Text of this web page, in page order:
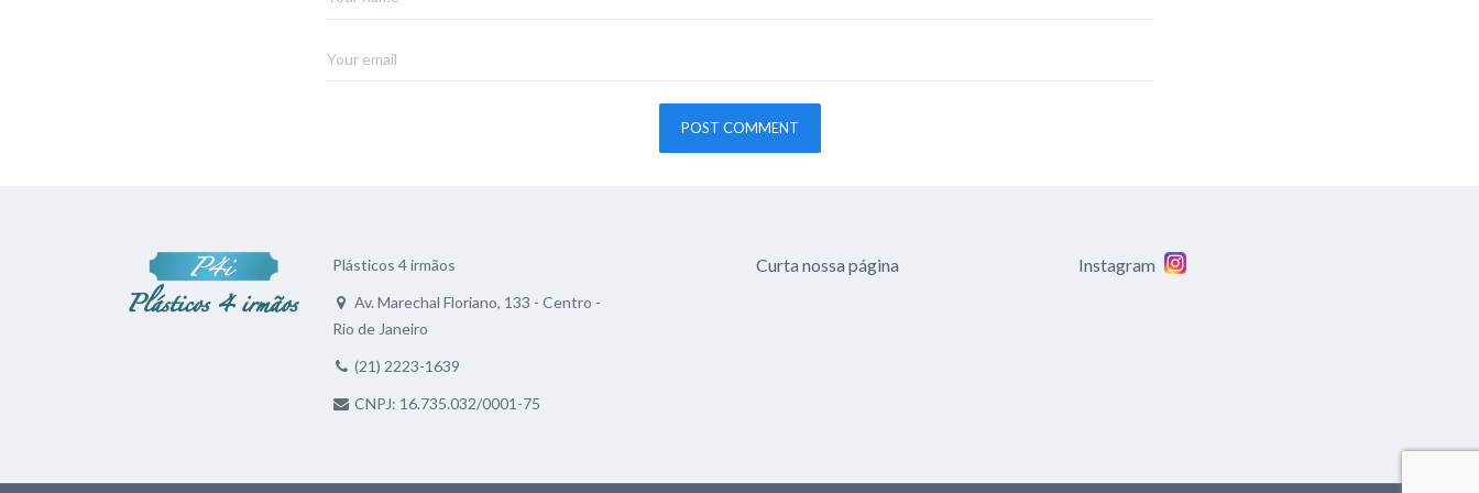
Plásticos 4 irmãos
Av. Marechal Floriano, 133 - Centro -
Rio de Janeiro
(21) 2223-1639
CNPJ: 16.735.032/0001-75
Curta nossa página Instagram